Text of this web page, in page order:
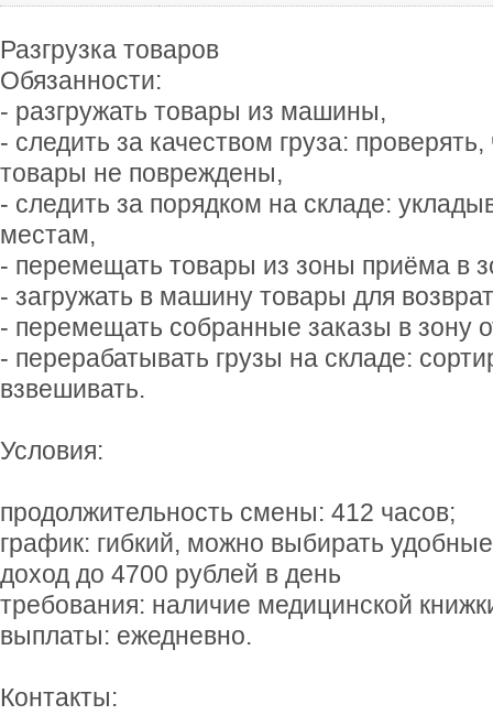
Разгрузка товаров
Обязанности:
- разгружать товары из машины,
- следить за качеством груза:
товары не повреждены,
- следить за порядком на складе:
местам,
- перемещать товары из зоны приёма в
- загружать в машину товары для
- перемещать собранные заказы в зону
- перерабатывать грузы на складе:
взвешивать.
Условия:
продолжительность смены: 412 часов;
график: гибкий, можно выбирать
доход до 4700 рублей в день
требования: наличие медицинской
выплаты: ежедневно.
Контакты: